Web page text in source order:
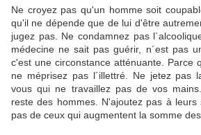
Ne croyez pas qu'un homme soit
qu'il ne dépende que de lui d'être
jugez pas. Ne condamnez pas
médecine ne sait pas guérir, n´est pas
c'est une circonstance atténuante. Parce
ne méprisez pas l´illettré. Ne jetez pas
vous qui ne travaillez pas de vos
reste des hommes. N'ajoutez pas à leurs
pas de ceux qui augmentent la somme